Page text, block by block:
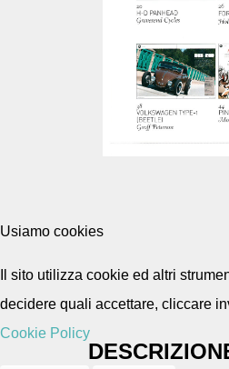
Usiamo cookies
Il sito utilizza cookie ed altri
decidere quali accettare, cliccare
Cookie Policy